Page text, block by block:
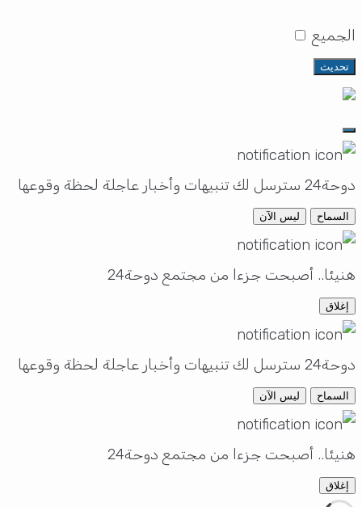
تحديث
تنبيهات وأخبار عاجلة لحظة وقوعها
السماح ليس الآن
أصبحت جزءا من مجتمع دوحة24
إغلاق
تنبيهات وأخبار عاجلة لحظة وقوعها
السماح ليس الآن
أصبحت جزءا من مجتمع دوحة24
إغلاق